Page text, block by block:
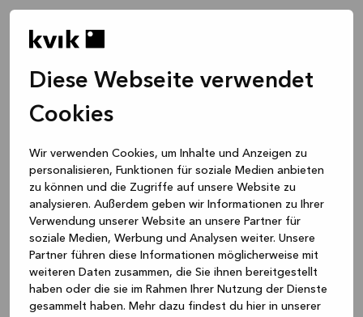
Diese Webseite verwendet
Cookies
Wir verwenden Cookies, um Inhalte und Anzeigen zu
personalisieren, Funktionen für soziale Medien anbieten
zu können und die Zugriffe auf unsere Website zu
analysieren. Außerdem geben wir Informationen zu Ihrer
Verwendung unserer Website an unsere Partner für
soziale Medien, Werbung und Analysen weiter. Unsere
Partner führen diese Informationen möglicherweise mit
weiteren Daten zusammen, die Sie ihnen bereitgestellt
haben oder die sie im Rahmen Ihrer Nutzung der Dienste
gesammelt haben. Mehr dazu findest du hier in unserer